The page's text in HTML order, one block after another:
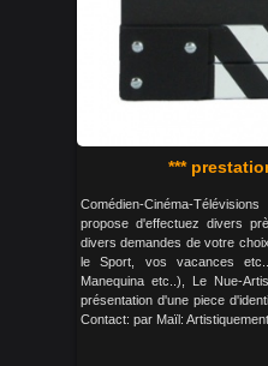
***
Comédien-Cinéma-
propose d'effectuez divers
divers demandes de votre
le Sport, vos vacances
Manequina etc..), Le Nue-
présentation d'une piece
Contact: par Maïl: